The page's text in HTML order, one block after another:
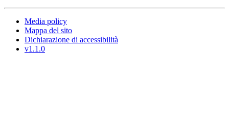
Media policy
Mappa del sito
Dichiarazione di accessibilità
v1.1.0